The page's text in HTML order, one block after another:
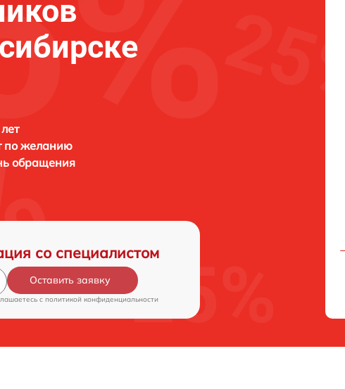
по желанию
обращения
со специалистом
Оставить заявку
c политикой конфиденциальности